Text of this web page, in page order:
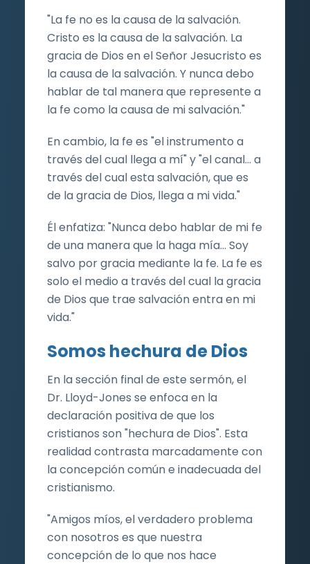
"La fe no es la causa de la salvación.
Cristo es la causa de la salvación. La
gracia de Dios en el Señor Jesucristo es
la causa de la salvación. Y nunca debo
hablar de tal manera que represente a
la fe como la causa de mi salvación."
En cambio, la fe es "el instrumento a
través del cual llega a mí" y "el canal... a
través del cual esta salvación, que es
de la gracia de Dios, llega a mi vida."
Él enfatiza: "Nunca debo hablar de mi fe
de una manera que la haga mía... Soy
salvo por gracia mediante la fe. La fe es
solo el medio a través del cual la gracia
de Dios que trae salvación entra en mi
vida."
Somos hechura de Dios
En la sección final de este sermón, el
Dr. Lloyd-Jones se enfoca en la
declaración positiva de que los
cristianos son "hechura de Dios". Esta
realidad contrasta marcadamente con
la concepción común e inadecuada del
cristianismo.
"Amigos míos, el verdadero problema
con nosotros es que nuestra
concepción de lo que nos hace